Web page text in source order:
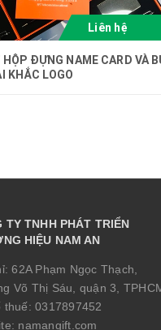
Liên hệ
HỘP ĐỰNG NAME CARD VÀ
KHẮC LOGO
TY TNHH PHÁT TRIỂN
HIỆU NAM AN
62A Phạm Ngọc Thạch,
Võ Thị Sáu, quận 3,
thuế: 0317897452
namangift.com